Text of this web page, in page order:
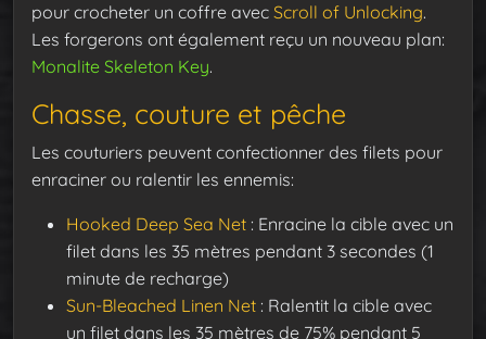
pour crocheter un coffre avec Scroll of Unlocking.
Les forgerons ont également reçu un nouveau plan:
Monalite Skeleton Key.
Chasse, couture et pêche
Les couturiers peuvent confectionner des filets pour
enraciner ou ralentir les ennemis:
Hooked Deep Sea Net : Enracine la cible avec un
filet dans les 35 mètres pendant 3 secondes (1
minute de recharge)
Sun-Bleached Linen Net : Ralentit la cible avec
un filet dans les 35 mètres de 75% pendant 5